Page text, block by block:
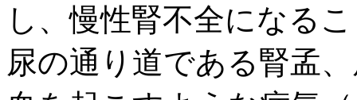
し、慢性腎不全になる
尿の通り道である腎孟